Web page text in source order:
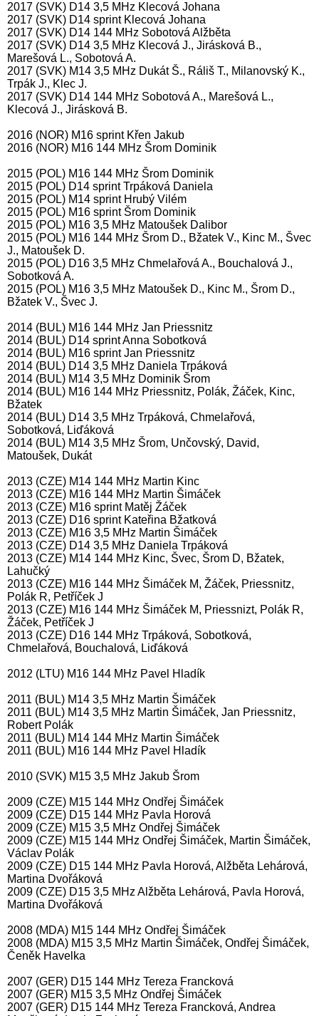
2017 (SVK) D14 3,5 MHz Klecová Johana
2017 (SVK) D14 sprint Klecová Johana
2017 (SVK) D14 144 MHz Sobotová Alžběta
2017 (SVK) D14 3,5 MHz Klecová J., Jirásková B.,
Marešová L., Sobotová A.
2017 (SVK) M14 3,5 MHz Dukát Š., Ráliš T., Milanovský K.,
Trpák J., Klec J.
2017 (SVK) D14 144 MHz Sobotová A., Marešová L.,
Klecová J., Jirásková B.
2016 (NOR) M16 sprint Křen Jakub
2016 (NOR) M16 144 MHz Šrom Dominik
2015 (POL) M16 144 MHz Šrom Dominik
2015 (POL) D14 sprint Trpáková Daniela
2015 (POL) M14 sprint Hrubý Vilém
2015 (POL) M16 sprint Šrom Dominik
2015 (POL) M16 3,5 MHz Matoušek Dalibor
2015 (POL) M16 144 MHz Šrom D., Bžatek V., Kinc M., Švec
J., Matoušek D.
2015 (POL) D16 3,5 MHz Chmelařová A., Bouchalová J.,
Sobotková A.
2015 (POL) M16 3,5 MHz Matoušek D., Kinc M., Šrom D.,
Bžatek V., Švec J.
2014 (BUL) M16 144 MHz Jan Priessnitz
2014 (BUL) D14 sprint Anna Sobotková
2014 (BUL) M16 sprint Jan Priessnitz
2014 (BUL) D14 3,5 MHz Daniela Trpáková
2014 (BUL) M14 3,5 MHz Dominik Šrom
2014 (BUL) M16 144 MHz Priessnitz, Polák, Žáček, Kinc,
Bžatek
2014 (BUL) D14 3,5 MHz Trpáková, Chmelařová,
Sobotková, Liďáková
2014 (BUL) M14 3,5 MHz Šrom, Unčovský, David,
Matoušek, Dukát
2013 (CZE) M14 144 MHz Martin Kinc
2013 (CZE) M16 144 MHz Martin Šimáček
2013 (CZE) M16 sprint Matěj Žáček
2013 (CZE) D16 sprint Kateřina Bžatková
2013 (CZE) M16 3,5 MHz Martin Šimáček
2013 (CZE) D14 3,5 MHz Daniela Trpáková
2013 (CZE) M14 144 MHz Kinc, Švec, Šrom D, Bžatek,
Lahučký
2013 (CZE) M16 144 MHz Šimáček M, Žáček, Priessnitz,
Polák R, Petříček J
2013 (CZE) M16 144 MHz Šimáček M, Priessnizt, Polák R,
Žáček, Petříček J
2013 (CZE) D16 144 MHz Trpáková, Sobotková,
Chmelařová, Bouchalová, Liďáková
2012 (LTU) M16 144 MHz Pavel Hladík
2011 (BUL) M14 3,5 MHz Martin Šimáček
2011 (BUL) M14 3,5 MHz Martin Šimáček, Jan Priessnitz,
Robert Polák
2011 (BUL) M14 144 MHz Martin Šimáček
2011 (BUL) M16 144 MHz Pavel Hladík
2010 (SVK) M15 3,5 MHz Jakub Šrom
2009 (CZE) M15 144 MHz Ondřej Šimáček
2009 (CZE) D15 144 MHz Pavla Horová
2009 (CZE) M15 3,5 MHz Ondřej Šimáček
2009 (CZE) M15 144 MHz Ondřej Šimáček, Martin Šimáček,
Václav Polák
2009 (CZE) D15 144 MHz Pavla Horová, Alžběta Lehárová,
Martina Dvořáková
2009 (CZE) D15 3,5 MHz Alžběta Lehárová, Pavla Horová,
Martina Dvořáková
2008 (MDA) M15 144 MHz Ondřej Šimáček
2008 (MDA) M15 3,5 MHz Martin Šimáček, Ondřej Šimáček,
Čeněk Havelka
2007 (GER) D15 144 MHz Tereza Francková
2007 (GER) M15 3,5 MHz Ondřej Šimáček
2007 (GER) D15 144 MHz Tereza Francková, Andrea